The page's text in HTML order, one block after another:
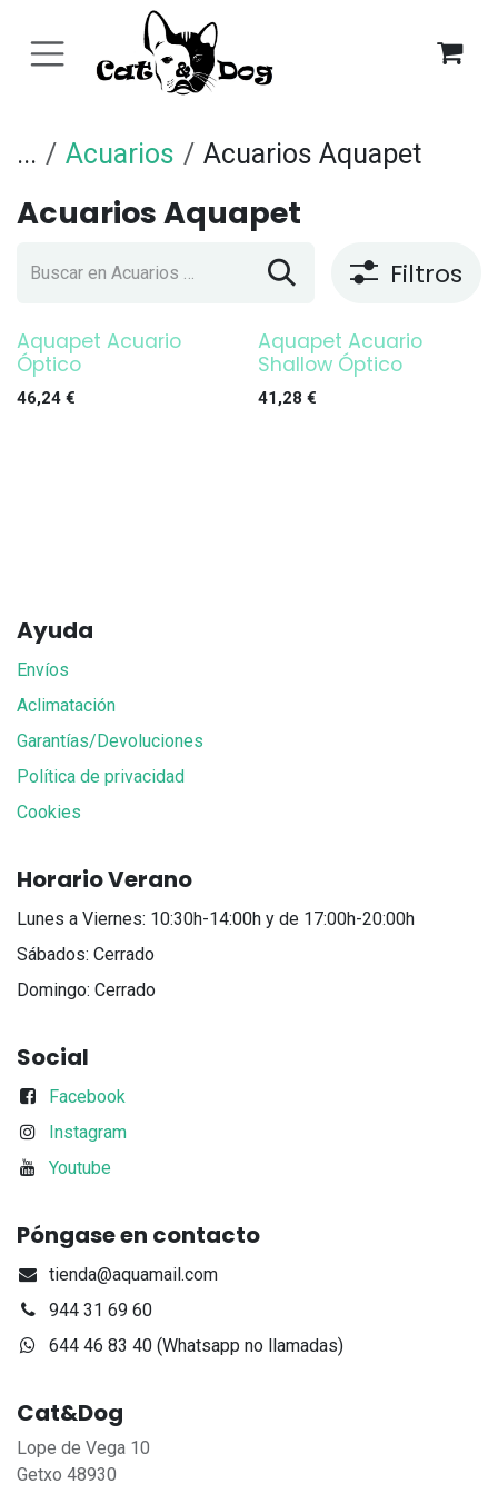
... Acuarios Acuarios Aquapet
Acuarios Aquapet
Filtros
Aquapet Acuario
Óptico
46,24 €
Aquapet Acuario
Shallow Óptico
41,28 €
Ayuda
Envíos
Aclimatación
Garantías/Devoluciones
Política de privacidad
Cookies
Horario Verano
Lunes a Viernes: 10:30h-14:00h y de 17:00h-20:00h
Sábados: Cerrado
Domingo: Cerrado
Social
Facebook
Instagram
Youtube
Póngase en contacto
tienda@aquamail.com
944 31 69 60
644 46 83 40 (Whatsapp no llamadas)
Cat&Dog
Lope de Vega 10
Getxo 48930